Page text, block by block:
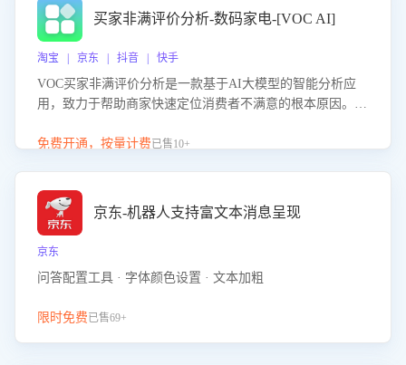
能力，阻断差评扩散，维护品牌声誉，实现客户满意度的持
续提升。
买家非满评价分析-数码家电-[VOC AI]
淘宝 | 京东 | 抖音 | 快手
VOC买家非满评价分析是一款基于AI大模型的智能分析应
用，致力于帮助商家快速定位消费者不满意的根本原因。该
客服原因或其它部门原因，明确责任归属，提供可落地的改
改，有效提升客户满意度和店铺整体服务质量。
免费开通，按量计费已售10+
京东-机器人支持富文本消息呈现
京东
问答配置工具 · 字体颜色设置 · 文本加粗
限时免费已售69+